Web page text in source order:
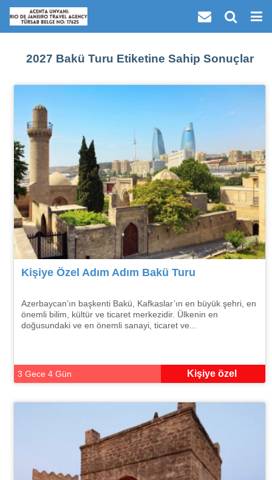
2027 Bakü Turu Etiketine Sahip Sonuçlar
Kişiye Özel Adım Adım Bakü Turu
Azerbaycan’ın başkenti Bakü, Kafkaslar’ın en büyük şehri, en
önemli bilim, kültür ve ticaret merkezidir. Ülkenin en
doğusundaki ve en önemli sanayi, ticaret ve...
3 Gece 4 Gün Kişiye özel